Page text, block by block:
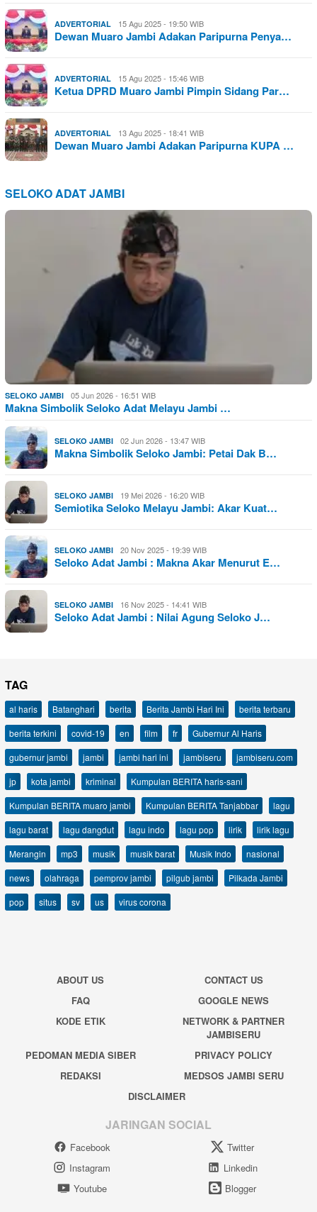
ADVERTORIAL 15 Agu 2025 - 19:50 WIB
Dewan Muaro Jambi Adakan Paripurna Penya…
ADVERTORIAL 15 Agu 2025 - 15:46 WIB
Ketua DPRD Muaro Jambi Pimpin Sidang Par…
ADVERTORIAL 13 Agu 2025 - 18:41 WIB
Dewan Muaro Jambi Adakan Paripurna KUPA …
SELOKO ADAT JAMBI
SELOKO JAMBI 05 Jun 2026 - 16:51 WIB
Makna Simbolik Seloko Adat Melayu Jambi …
SELOKO JAMBI 02 Jun 2026 - 13:47 WIB
Makna Simbolik Seloko Jambi: Petai Dak B…
SELOKO JAMBI 19 Mei 2026 - 16:20 WIB
Semiotika Seloko Melayu Jambi: Akar Kuat…
SELOKO JAMBI 20 Nov 2025 - 19:39 WIB
Seloko Adat Jambi : Makna Akar Menurut E…
SELOKO JAMBI 16 Nov 2025 - 14:41 WIB
Seloko Adat Jambi : Nilai Agung Seloko J…
TAG
al haris Batanghari berita Berita Jambi Hari Ini
berita terbaru
berita terkini
covid-19 en film fr
Gubernur Al Haris
gubernur jambi
jambi jambi hari ini jambiseru
jambiseru.com
jp
kota jambi kriminal
Kumpulan BERITA haris-sani
Kumpulan BERITA muaro jambi
Kumpulan BERITA Tanjabbar
lagu
lagu barat
lagu dangdut lagu indo lagu pop lirik
lirik lagu
Merangin
mp3 musik musik barat Musik Indo
nasional
news
olahraga pemprov jambi pilgub jambi
Pilkada Jambi
pop
situs sv us virus corona
ABOUT US
CONTACT US
FAQ
GOOGLE NEWS
KODE ETIK
NETWORK & PARTNER
JAMBISERU
PEDOMAN MEDIA SIBER
PRIVACY POLICY
REDAKSI
MEDSOS JAMBI SERU
DISCLAIMER
JARINGAN SOCIAL
Facebook
Twitter
Instagram
Linkedin
Youtube
Blogger